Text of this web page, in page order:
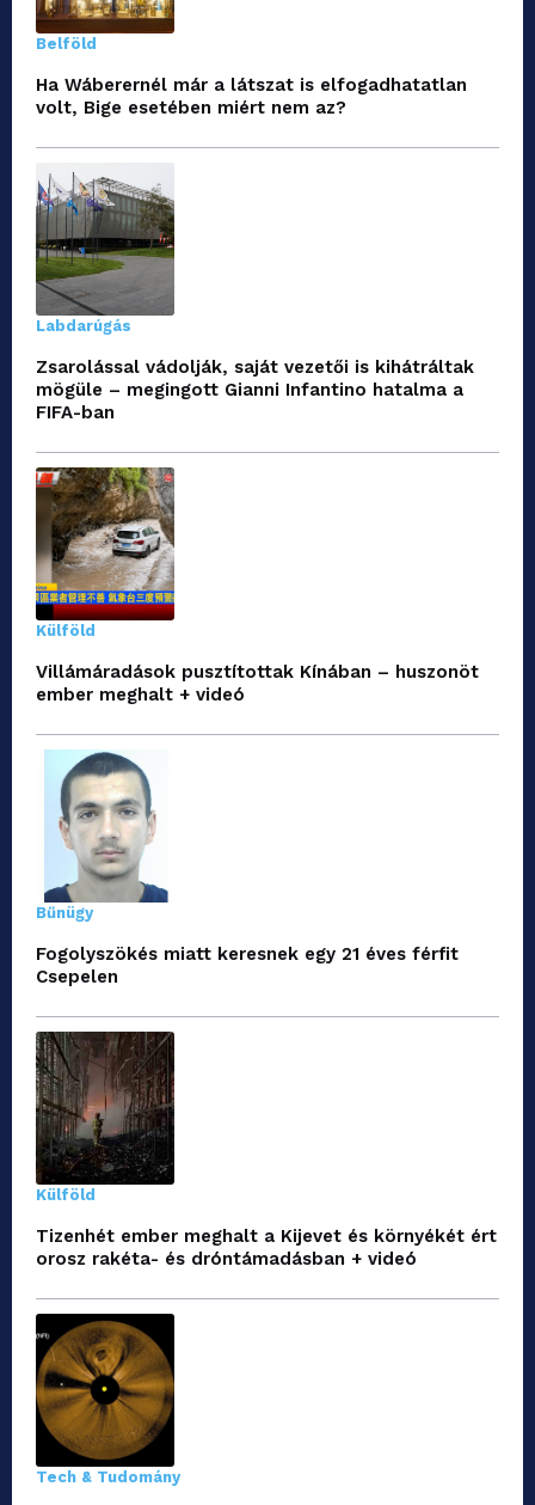
Belföld
Ha Wáberernél már a látszat is elfogadhatatlan
volt, Bige esetében miért nem az?
Labdarúgás
Zsarolással vádolják, saját vezetői is kihátráltak
mögüle – megingott Gianni Infantino hatalma a
FIFA-ban
Külföld
Villámáradások pusztítottak Kínában – huszonöt
ember meghalt + videó
Bűnügy
Fogolyszökés miatt keresnek egy 21 éves férfit
Csepelen
Külföld
Tizenhét ember meghalt a Kijevet és környékét ért
orosz rakéta- és dróntámadásban + videó
Tech & Tudomány